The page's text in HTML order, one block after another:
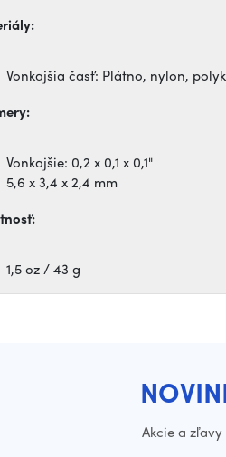
Vonkajšia časť: Plátno, nylon,
Vonkajšie: 0,2 x 0,1 x 0,1"
5,6 x 3,4 x 2,4 mm
1,5 oz / 43 g
Akcie a